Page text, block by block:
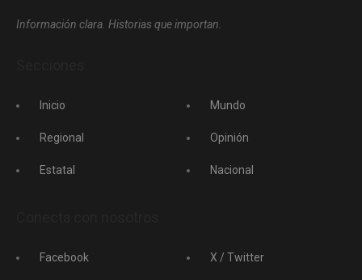
Información clara. Historias que importan.
Inicio
Regional
Estatal
Mundo
Opinión
Nacional
Facebook X / Twitter